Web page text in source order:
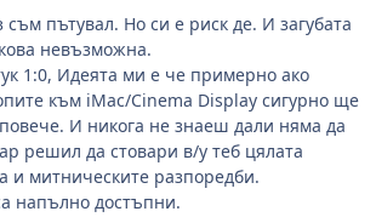
пътувал. Но си е риск де. И загубата
невъзможна.
1:0, Идеята ми е че примерно ако
към iMac/Cinema Display сигурно ще
И никога не знаеш дали няма да
решил да стовари в/у теб цялата
и митническите разпоредби.
напълно достъпни.